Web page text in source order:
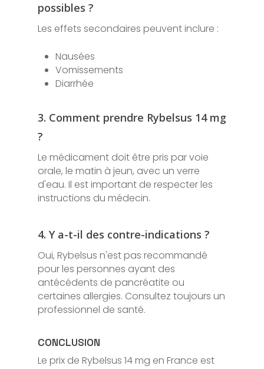
possibles ?
Les effets secondaires peuvent inclure :
Nausées
Vomissements
Diarrhée
3. Comment prendre Rybelsus 14 mg
?
Le médicament doit être pris par voie
orale, le matin à jeun, avec un verre
d'eau. Il est important de respecter les
instructions du médecin.
4. Y a-t-il des contre-indications ?
Oui, Rybelsus n'est pas recommandé
pour les personnes ayant des
antécédents de pancréatite ou
certaines allergies. Consultez toujours un
professionnel de santé.
CONCLUSION
Le prix de Rybelsus 14 mg en France est